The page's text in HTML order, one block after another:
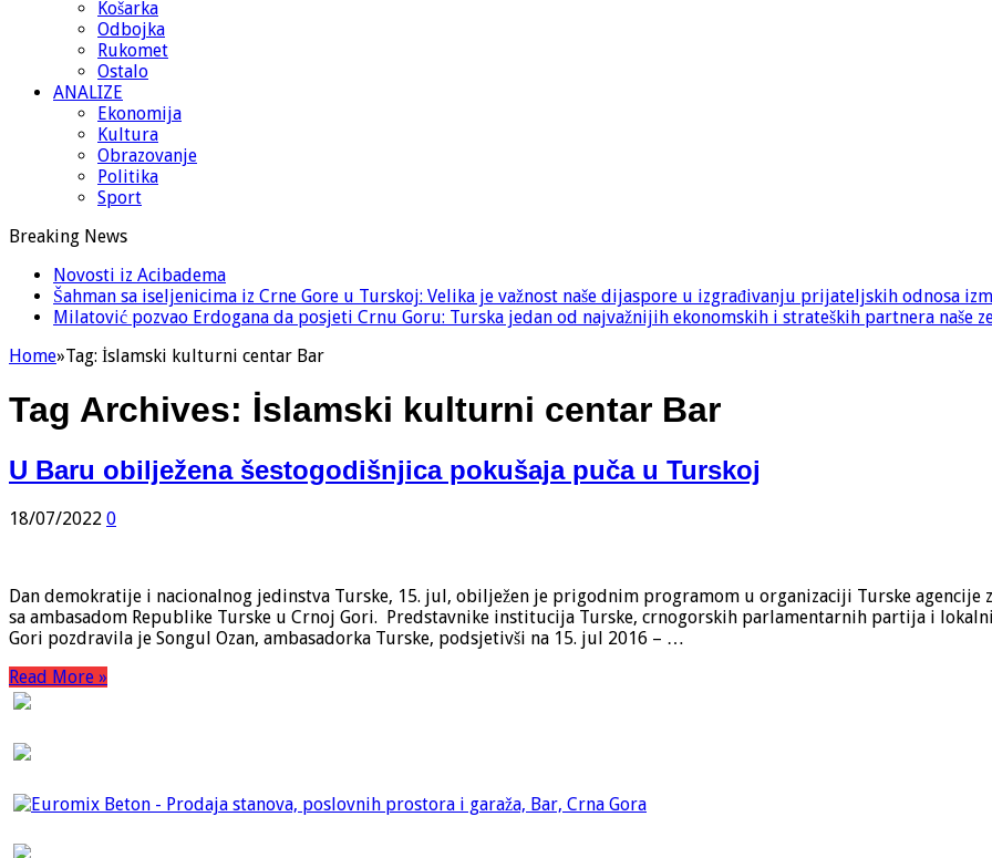
Košarka
Odbojka
Rukomet
Ostalo
ANALIZE
Ekonomija
Kultura
Obrazovanje
Politika
Sport
Breaking News
Novosti iz Acibadema
Šahman sa iseljenicima iz Crne Gore u Turskoj: Velika je važnost naše dijaspore u izgrađivanju prijateljskih odnosa
Milatović pozvao Erdogana da posjeti Crnu Goru: Turska jedan od najvažnijih ekonomskih i strateških partnera naše
Home»Tag: İslamski kulturni centar Bar
Tag Archives: İslamski kulturni centar Bar
U Baru obilježena šestogodišnjica pokušaja puča u Turskoj
18/07/2022 0
Dan demokratije i nacionalnog jedinstva Turske, 15. jul, obilježen je prigodnim programom u organizaciji Turske
sa ambasadom Republike Turske u Crnoj Gori. Predstavnike institucija Turske, crnogorskih parlamentarnih partija i
Gori pozdravila je Songul Ozan, ambasadorka Turske, podsjetivši na 15. jul 2016 – …
Read More »